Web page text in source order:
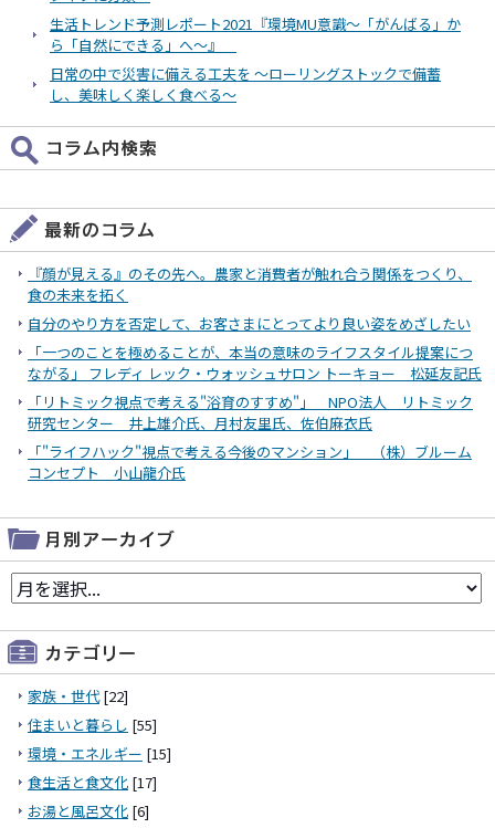
生活トレンド予測レポート2021『環境MU意識～「がんばる」か
ら「自然にできる」へ～』
日常の中で災害に備える工夫を ～ローリングストックで備蓄
し、美味しく楽しく食べる～
『顔が見える』のその先へ。農家と消費者が触れ合う関係をつくり、
食の未来を拓く
自分のやり方を否定して、お客さまにとってより良い姿をめざしたい
「一つのことを極めることが、本当の意味のライフスタイル提案につ
ながる」 フレディ レック・ウォッシュサロン トーキョー 松延友記氏
「リトミック視点で考える"浴育のすすめ"」 NPO法人 リトミック
研究センター 井上雄介氏、月村友里氏、佐伯麻衣氏
「"ライフハック"視点で考える今後のマンション」 （株）ブルーム
コンセプト 小山龍介氏
家族・世代[22]
住まいと暮らし [55]
環境・エネルギー [15]
食生活と食文化 [17]
お湯と風呂文化 [6]